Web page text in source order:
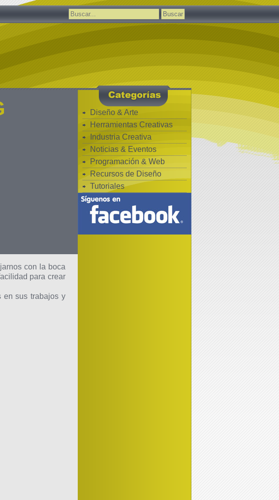
Buscar:
con la boca
para crear
en sus trabajos y
Diseño & Arte
Herramientas Creativas
Industria Creativa
Noticias & Eventos
Programación & Web
Recursos de Diseño
Tutoriales